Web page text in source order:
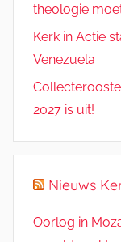
theologie
Kerk in Actie
Venezuela
2027 is uit!
Nieuws
Oorlog in